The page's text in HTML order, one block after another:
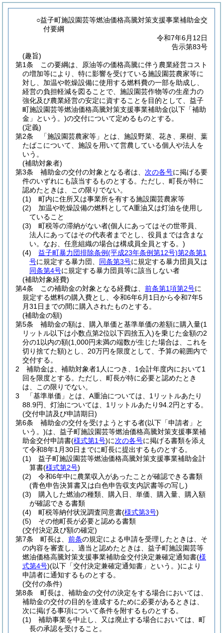
○益子町施設園芸等燃油価格高騰対策支援事業補助金交
付要綱
令和7年6月12日
告示第83号
(趣旨)
第1条
この要綱は、原油等の価格高騰に伴う農業経営コスト
の増加等により、特に影響を受けている施設園芸農家等に
対し、加温や乾燥設備に使用する燃料費の一部を助成し、
経営の負担軽減を図ることで、施設園芸作物等の生産力の
強化及び農業経営の安定に資することを目的として、益子
町施設園芸等燃油価格高騰対策支援事業補助金(以下「補助
金」という。)の交付について定めるものとする。
(定義)
第2条
「施設園芸農家等」とは、施設野菜、花き、果樹、葉
たばこについて、施設を用いて営農している個人や法人を
いう。
(補助対象者)
第3条
補助金の交付の対象となる者は、 次の各号に掲げる要
件のいずれにも該当するものとする。 ただし、町長が特に
認めたときは、この限りでない。
(1)
町内に住所又は事業所を有する施設園芸農家等
(2)
加温や乾燥設備の燃料としてA重油又は灯油を使用し
ていること
(3)
町税等の滞納がない者(個人にあってはその世帯員、
法人にあってはその代表者までとし、役員までは含まな
い。なお、任意組織の場合は構成員全員とする。)
(4)
益子町暴力団排除条例(平成23年条例第12号)第2条第1
号に規定する暴力団、 同条第3号に規定する暴力団員又は
同条第4号に規定する暴力団員等に該当しない者
(補助対象経費)
第4条
この補助金の対象となる経費は、 前条第1項第2号に
規定する燃料の購入費とし、令和6年6月1日から令和7年5
月31日までの間に購入されたものとする。
(補助金の額)
第5条
補助金の額は、購入単価と基準単価の差額に購入量(1
リットル以下は小数点第2位以下四捨五入)を乗じた金額の2
分の1以内の額(1,000円未満の端数が生じた場合は、これを
切り捨てた額)とし、20万円を限度として、予算の範囲内で
交付する。
2
補助金は、補助対象者1人につき、1会計年度内において1
回を限度とする。 ただし、町長が特に必要と認めたとき
は、この限りでない。
3
「基準単価」とは、A重油については、1リットルあたり
88.9円、灯油については、1リットルあたり94.2円とする。
(交付申請及び申請期日)
第6条
補助金の交付を受けようとする者(以下「申請者」と
いう。)は、益子町施設園芸等燃油価格高騰対策支援事業補
助金交付申請書(様式第1号)に次の各号に掲げる書類を添え
て令和8年1月30日までに町長に提出するものとする。
(1)
益子町施設園芸等燃油価格高騰対策支援事業補助金計
算書(様式第2号)
(2)
令和6年中に農業収入があったことが確認できる書類
(青色申告決算書又は白色申告収支内訳書等の写し)
(3)
購入した燃油の種類、購入日、単価、購入量、購入額
が確認できる書類
(4)
町税等納付状況調査同意書(様式第3号)
(5)
その他町長が必要と認める書類
(交付決定及び額の確定)
第7条
町長は、 前条の規定による申請を受理したときは、そ
の内容を審査し、適当と認めたときは、益子町施設園芸等
燃油価格高騰対策支援事業補助金交付決定兼確定通知書(様
式第4号)(以下「交付決定兼確定通知書」という。)により
申請者に通知するものとする。
(交付の条件)
第8条
町長は、補助金の交付の決定をする場合においては、
補助金の交付の目的を達成するために必要があるときは、
次に掲げる事項について条件を附するものとする。
(1)
補助事業を中止し、又は廃止する場合においては、町
長の承認を受けること。